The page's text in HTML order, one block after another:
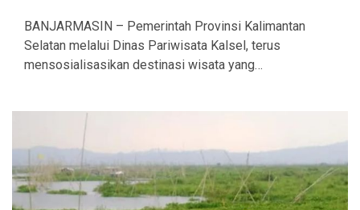
BANJARMASIN – Pemerintah Provinsi Kalimantan
Selatan melalui Dinas Pariwisata Kalsel, terus
mensosialisasikan destinasi wisata yang…